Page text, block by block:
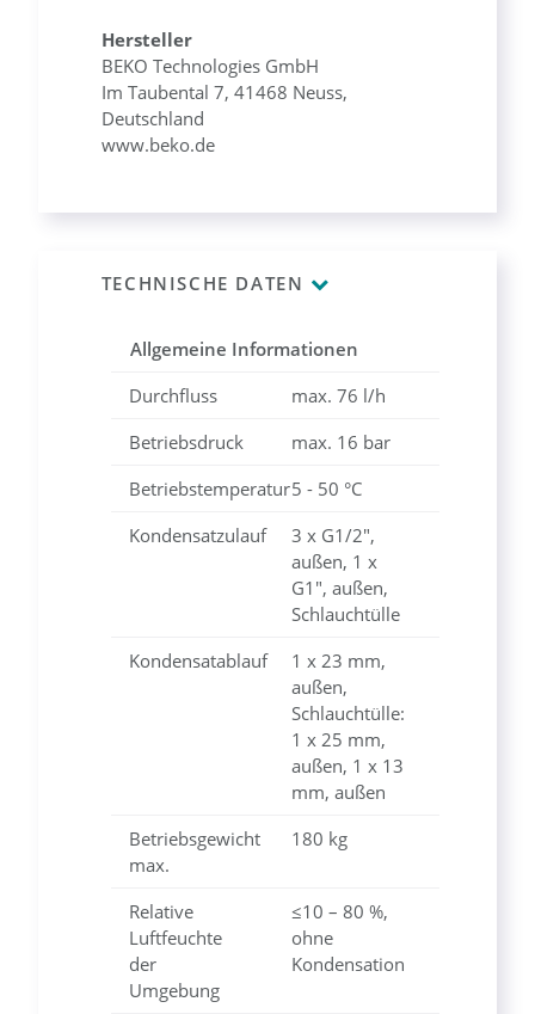
Hersteller
BEKO Technologies GmbH
Im Taubental 7, 41468 Neuss,
Deutschland
www.beko.de
TECHNISCHE DATEN
Allgemeine Informationen
Durchfluss
max. 76 l/h
Betriebsdruck
max. 16 bar
Betriebstemperatur5 - 50 °C
Kondensatzulauf
3 x G1/2",
außen, 1 x
G1", außen,
Schlauchtülle
Kondensatablauf
1 x 23 mm,
außen,
Schlauchtülle:
1 x 25 mm,
außen, 1 x 13
mm, außen
Betriebsgewicht
max.
180 kg
Relative
Luftfeuchte
der
Umgebung
≤10 – 80 %,
ohne
Kondensation